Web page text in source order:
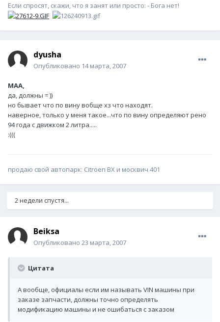
Если спросят, скажи, что я занят или просто: - Бога нет!
dyusha
Опубликовано 14 марта, 2007
MAA,
да, должны = ))
но бывает что по вину вобще хз что находят.
наверное, только у меня такое...что по вину определяют рено
94 года с движком 2 литра.....
:(((
продаю свой автопарк: Citroen BX и москвич 401
2 недели спустя...
Beiksa
Опубликовано 23 марта, 2007
Цитата
А вообще, официалы если им называть VIN машины при
заказе запчасти, должны точно определять
модификацию машины и не ошибаться с заказом